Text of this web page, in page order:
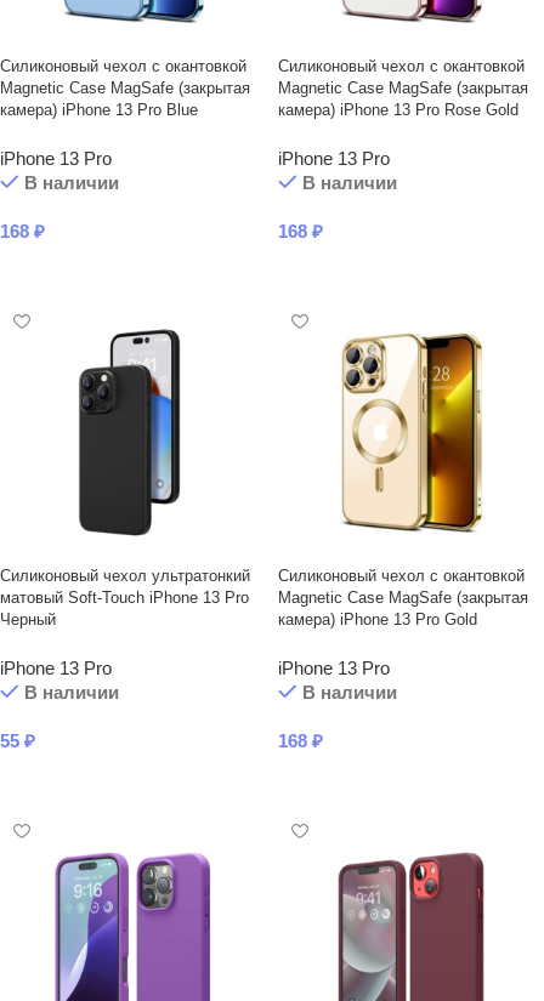
Силиконовый чехол с окантовкой
Magnetic Case MagSafe (закрытая
камера) iPhone 13 Pro Blue
iPhone 13 Pro
В наличии
168 ₽
Силиконовый чехол с окантовкой
Magnetic Case MagSafe (закрытая
камера) iPhone 13 Pro Rose Gold
iPhone 13 Pro
В наличии
168 ₽
Силиконовый чехол ультратонкий
матовый Soft-Touch iPhone 13 Pro
Черный
iPhone 13 Pro
В наличии
55 ₽
Силиконовый чехол с окантовкой
Magnetic Case MagSafe (закрытая
камера) iPhone 13 Pro Gold
iPhone 13 Pro
В наличии
168 ₽